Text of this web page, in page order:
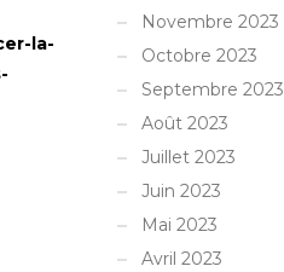
la-
Novembre 2023
Octobre 2023
Septembre 2023
Août 2023
Juillet 2023
Juin 2023
Mai 2023
Avril 2023